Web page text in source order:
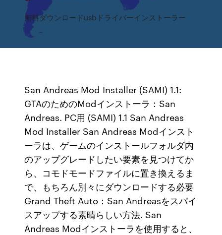
無料ダウンロードusbドライバーインストーラー
San Andreas Mod Installer (SAMI) 1.1:
GTAのためのModインストーラ：San
Andreas. PC用 (SAMI) 1.1 San Andreas
Mod Installer San Andreas Modインスト
ーラは、ゲームのインストールフォルダ内
のアップグレードしたい要素を見つけてか
ら、コモドモードファイルに置き換えるま
で、もちろん別々にダウンロードする必要
Grand Theft Auto：San Andreasをスパイ
スアップする素晴らしい方法. San
Andreas Modインストーラを使用すると、